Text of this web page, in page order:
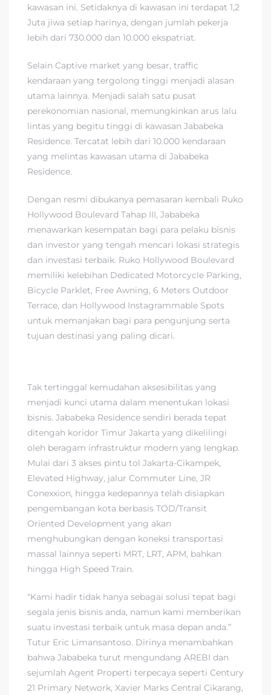
kawasan ini. Setidaknya di kawasan ini terdapat 1,2
Juta jiwa setiap harinya, dengan jumlah pekerja
lebih dari 730.000 dan 10.000 ekspatriat.
Selain Captive market yang besar, traffic
kendaraan yang tergolong tinggi menjadi alasan
utama lainnya. Menjadi salah satu pusat
perekonomian nasional, memungkinkan arus lalu
lintas yang begitu tinggi di kawasan Jababeka
Residence. Tercatat lebih dari 10.000 kendaraan
yang melintas kawasan utama di Jababeka
Residence.
Dengan resmi dibukanya pemasaran kembali Ruko
Hollywood Boulevard Tahap III, Jababeka
menawarkan kesempatan bagi para pelaku bisnis
dan investor yang tengah mencari lokasi strategis
dan investasi terbaik. Ruko Hollywood Boulevard
memiliki kelebihan Dedicated Motorcycle Parking,
Bicycle Parklet, Free Awning, 6 Meters Outdoor
Terrace, dan Hollywood Instagrammable Spots
untuk memanjakan bagi para pengunjung serta
tujuan destinasi yang paling dicari.
Tak tertinggal kemudahan aksesibilitas yang
menjadi kunci utama dalam menentukan lokasi
bisnis. Jababeka Residence sendiri berada tepat
ditengah koridor Timur Jakarta yang dikelilingi
oleh beragam infrastruktur modern yang lengkap.
Mulai dari 3 akses pintu tol Jakarta-Cikampek,
Elevated Highway, jalur Commuter Line, JR
Conexxion, hingga kedepannya telah disiapkan
pengembangan kota berbasis TOD/Transit
Oriented Development yang akan
menghubungkan dengan koneksi transportasi
massal lainnya seperti MRT, LRT, APM, bahkan
hingga High Speed Train.
“Kami hadir tidak hanya sebagai solusi tepat bagi
segala jenis bisnis anda, namun kami memberikan
suatu investasi terbaik untuk masa depan anda.”
Tutur Eric Limansantoso. Dirinya menambahkan
bahwa Jababeka turut mengundang AREBI dan
sejumlah Agent Properti terpecaya seperti Century
21 Primary Network, Xavier Marks Central Cikarang,